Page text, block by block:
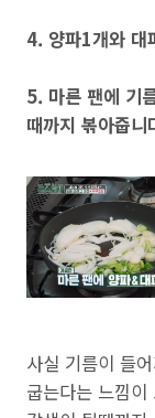
4. 양파1개와 대
5. 마른 팬에 기
때까지 볶아줍니
사실 기름이 들
굽는다는 느낌이